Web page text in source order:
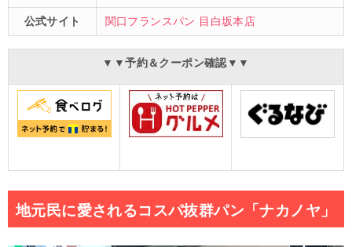
公式サイト 関口フランスパン 目白坂本店
▼▼予約＆クーポン確認▼▼
地元民に愛されるコスパ抜群パン「ナカノヤ」